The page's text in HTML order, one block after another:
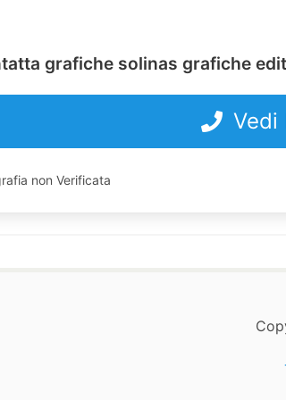
grafiche solinas grafiche
Vedi
non Verificata